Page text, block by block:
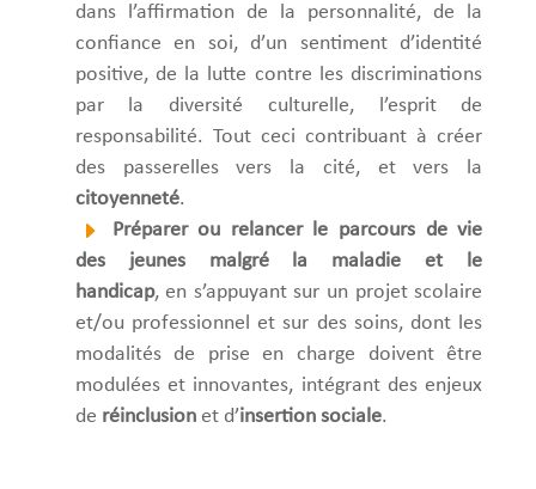
dans l’affirmation de la personnalité, de la
confiance en soi, d’un sentiment d’identité
positive, de la lutte contre les discriminations
par la diversité culturelle, l’esprit de
responsabilité. Tout ceci contribuant à créer
des passerelles vers la cité, et vers la
citoyenneté.
Préparer ou relancer le parcours de vie
des jeunes malgré la maladie et le
handicap, en s’appuyant sur un projet scolaire
et/ou professionnel et sur des soins, dont les
modalités de prise en charge doivent être
modulées et innovantes, intégrant des enjeux
de réinclusionet d’insertion sociale.